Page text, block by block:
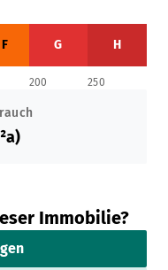
F G H
200 250
Immobilie?